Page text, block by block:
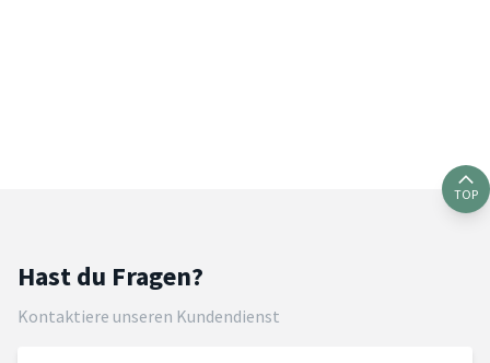
TOP
Hast du Fragen?
Kontaktiere unseren Kundendienst